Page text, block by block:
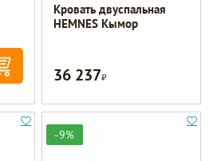
Кровать двуспальная
HEMNES Кымор
36 237Р
-9%